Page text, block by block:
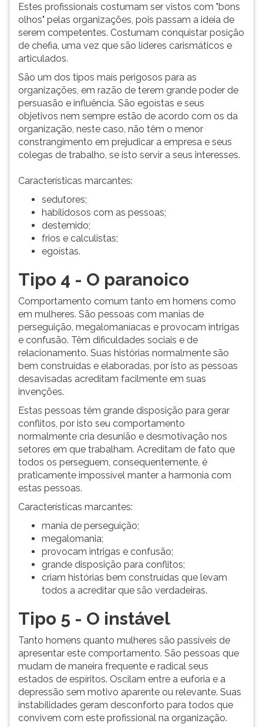
Estes profissionais costumam ser vistos com "bons
olhos" pelas organizações, pois passam a ideia de
serem competentes. Costumam conquistar posição
de chefia, uma vez que são líderes carismáticos e
articulados.
São um dos tipos mais perigosos para as
organizações, em razão de terem grande poder de
persuasão e influência. São egoístas e seus
objetivos nem sempre estão de acordo com os da
organização, neste caso, não têm o menor
constrangimento em prejudicar a empresa e seus
colegas de trabalho, se isto servir a seus interesses.
Características marcantes:
sedutores;
habilidosos com as pessoas;
destemido;
frios e calculistas;
egoístas.
Tipo 4 - O paranoico
Comportamento comum tanto em homens como
em mulheres. São pessoas com manias de
perseguição, megalomaníacas e provocam intrigas
e confusão. Têm dificuldades sociais e de
relacionamento. Suas histórias normalmente são
bem construídas e elaboradas, por isto as pessoas
desavisadas acreditam facilmente em suas
invenções.
Estas pessoas têm grande disposição para gerar
conflitos, por isto seu comportamento
normalmente cria desunião e desmotivação nos
setores em que trabalham. Acreditam de fato que
todos os perseguem, consequentemente, é
praticamente impossível manter a harmonia com
estas pessoas.
Características marcantes:
mania de perseguição;
megalomania;
provocam intrigas e confusão;
grande disposição para conflitos;
criam histórias bem construídas que levam
todos a acreditar que são verdadeiras.
Tipo 5 - O instável
Tanto homens quanto mulheres são passíveis de
apresentar este comportamento. São pessoas que
mudam de maneira frequente e radical seus
estados de espíritos. Oscilam entre a euforia e a
depressão sem motivo aparente ou relevante. Suas
instabilidades geram desconforto para todos que
convivem com este profissional na organização.